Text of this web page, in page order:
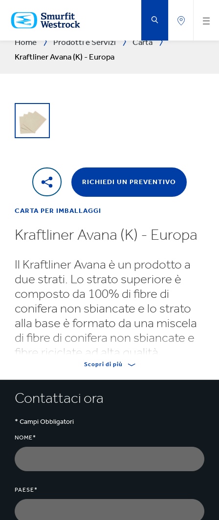
AL
CONTENUTO
PRINCIPALE
Home Prodotti e Servizi
Carta
Kraftliner Avana (K) - Europa
RICHIEDI UN PREVENTIVO
CARTA PER IMBALLAGGI
Kraftliner Avana (K) - Europa
Il Kraftliner Avana è un prodotto a
due strati. Lo strato superiore è
composto da 100% di fibre di
conifera non sbiancate e lo strato
alla base è formato da una miscela
di fibre di conifera non sbiancate e
fibre riciclate ad alta qualità.
base ply is made of a mixture of unbleached softwood
corrugator runnability and very good printability.
High ply bond strength ensures the best converting
characteristics.
Scopri di più
Contattaci ora
* Campi Obbligatori
NOME*
PAESE*